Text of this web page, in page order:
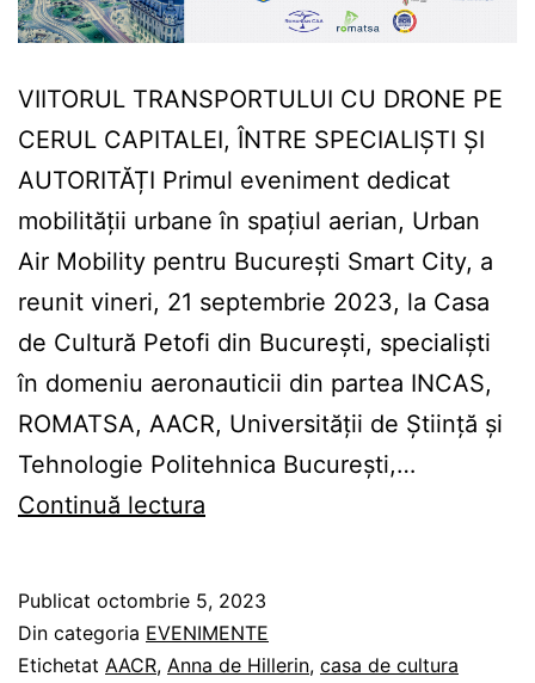
VIITORUL TRANSPORTULUI CU DRONE PE
CERUL CAPITALEI, ÎNTRE SPECIALIȘTI ȘI
AUTORITĂȚI Primul eveniment dedicat
mobilității urbane în spațiul aerian, Urban
Air Mobility pentru București Smart City, a
reunit vineri, 21 septembrie 2023, la Casa
de Cultură Petofi din București, specialiști
în domeniu aeronauticii din partea INCAS,
ROMATSA, AACR, Universității de Știință și
Tehnologie Politehnica București,…
Continuă lectura
pentru
București
Publicat octombrie 5, 2023
Din categoria EVENIMENTE
Etichetat AACR, Anna de Hillerin, casa de cultura